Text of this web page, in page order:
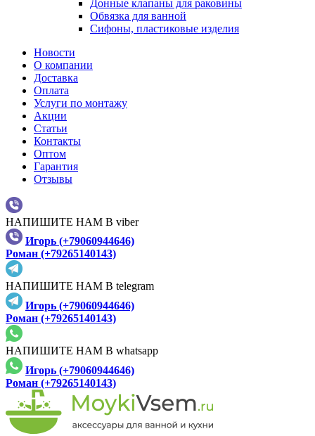
Донные клапаны для раковины
Обвязка для ванной
Сифоны, пластиковые изделия
Новости
О компании
Доставка
Оплата
Услуги по монтажу
Акции
Статьи
Контакты
Оптом
Гарантия
Отзывы
НАПИШИТЕ НАМ В viber
Игорь (+79060944646)
Роман (+79265140143)
НАПИШИТЕ НАМ В telegram
Игорь (+79060944646)
Роман (+79265140143)
НАПИШИТЕ НАМ В whatsapp
Игорь (+79060944646)
Роман (+79265140143)